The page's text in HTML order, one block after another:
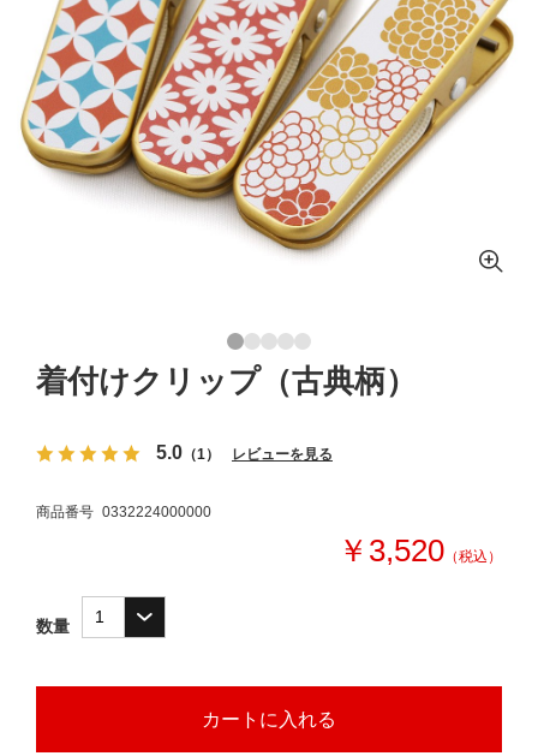
着付けクリップ（古典柄）
5.0 （1） レビューを見る
商品番号 0332224000000
￥3,520 （税込）
数量